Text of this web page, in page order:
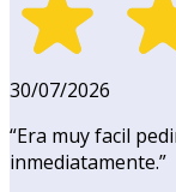
30/07/2026
“Era muy facil
inmediatamente.”